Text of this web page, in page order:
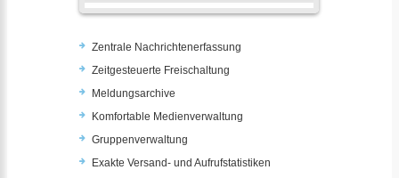
Zentrale Nachrichtenerfassung
Zeitgesteuerte Freischaltung
Meldungsarchive
Komfortable Medienverwaltung
Gruppenverwaltung
Exakte Versand- und Aufrufstatistiken